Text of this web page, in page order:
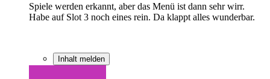
Spiele werden erkannt, aber das Menü ist dann sehr wirr.
Habe auf Slot 3 noch eines rein. Da klappt alles wunderbar.
Inhalt melden